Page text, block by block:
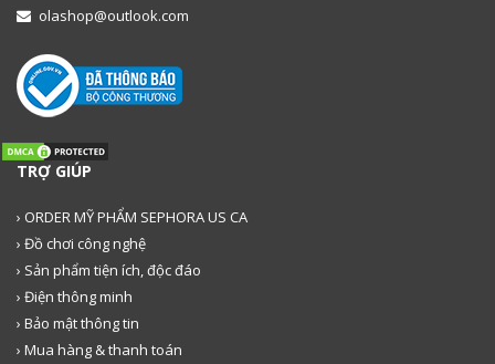
olashop@outlook.com
TRỢ GIÚP
› ORDER MỸ PHẨM SEPHORA US CA
› Đồ chơi công nghệ
› Sản phẩm tiện ích, độc đáo
› Điện thông minh
› Bảo mật thông tin
› Mua hàng & thanh toán